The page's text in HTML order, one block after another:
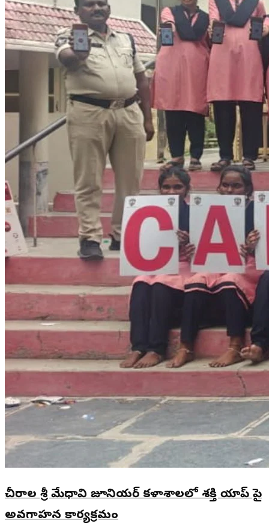
చీరాల శ్రీ మేధావి జూనియర్ కళాశాలలో శక్తి యాప్ పై
అవగాహన కార్యక్రమం